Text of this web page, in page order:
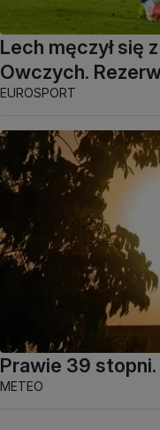
Lech męczył się
Owczych.
EUROSPORT
Prawie 39
METEO